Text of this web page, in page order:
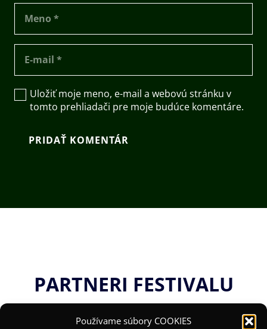
Používame súbory COOKIES
Uložiť moje meno, e-mail a webovú stránku v
tomto prehliadači pre moje budúce komentáre.
PRIDAŤ KOMENTÁR
PARTNERI FESTIVALU